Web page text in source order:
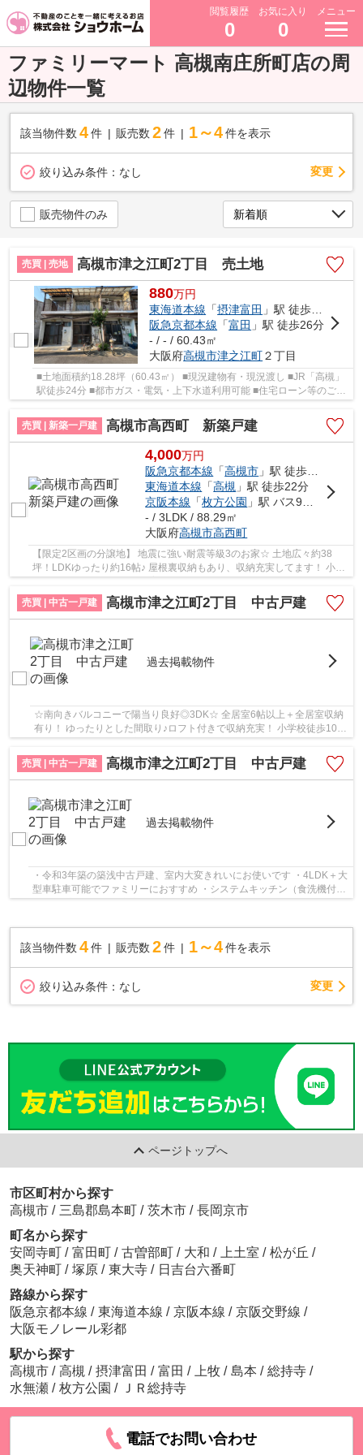
閲覧履歴
0
お気に入り
0
メニュー
ファミリーマート 高槻南庄所町店の周
辺物件一覧
該当物件数 4件 販売数 2 件 1～4 件を表示
絞り込み条件： なし 変更
販売物件のみ
売買 | 売地 高槻市津之江町2丁目 売土地
880万円
東海道本線 「摂津富田 」駅 徒歩26分
阪急京都本線 「富田 」駅 徒歩26分
- / - / 60.43㎡
大阪府高槻市津之江町２丁目
■土地面積約18.28坪（60.43㎡） ■現況建物有・現況渡し ■JR「高槻」
駅徒歩24分 ■都市ガス・電気・上下水道利用可能 ■住宅ローン等のご相
売買 | 新築一戸建
高槻市高西町 新築戸建
4,000万円
阪急京都本線 「高槻市 」駅 徒歩20分
東海道本線 「高槻 」駅 徒歩22分
京阪本線 「枚方公園 」駅 バス9分 「辻子」 停歩19分
- / 3LDK / 88.29㎡
大阪府高槻市高西町
【限定2区画の分譲地】 地震に強い耐震等級3のお家☆ 土地広々約38
坪！LDKゆったり約16帖♪ 屋根裏収納もあり、収納充実してます！ 小中
売買 | 中古一戸建
高槻市津之江町2丁目 中古戸建
過去掲載物件
☆南向きバルコニーで陽当り良好◎3DK☆ 全居室6帖以上＋全居室収納
有り！ ゆったりとした間取り♪ロフト付きで収納充実！ 小学校徒歩10分
売買 | 中古一戸建
高槻市津之江町2丁目 中古戸建
過去掲載物件
・令和3年築の築浅中古戸建、室内大変きれいにお使いです ・4LDK＋大
型車駐車可能でファミリーにおすすめ ・システムキッチン（食洗機付）
該当物件数 4件 販売数 2 件 1～4 件を表示
絞り込み条件： なし 変更
ページトップへ
市区町村から探す
高槻市 / 三島郡島本町 / 茨木市 / 長岡京市
町名から探す
安岡寺町 / 富田町 / 古曽部町 / 大和 / 上土室 / 松が丘 /
奥天神町 / 塚原 / 東大寺 / 日吉台六番町
路線から探す
阪急京都本線 / 東海道本線 / 京阪本線 / 京阪交野線 /
大阪モノレール彩都
駅から探す
高槻市 / 高槻 / 摂津富田 / 富田 / 上牧 / 島本 / 総持寺 /
水無瀬 / 枚方公園 / ＪＲ総持寺
電話でお問い合わせ